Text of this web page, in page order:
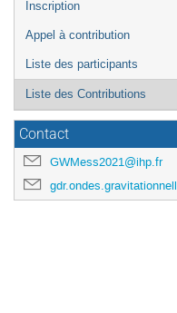
Inscription
Appel à contribution
Liste des participants
Liste des Contributions
Contact
GWMess2021@ihp.fr
gdr.ondes.gravitationnelles@gmail.com